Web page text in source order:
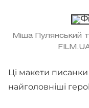
Міша Пулянський
Ці макети
найголовніші